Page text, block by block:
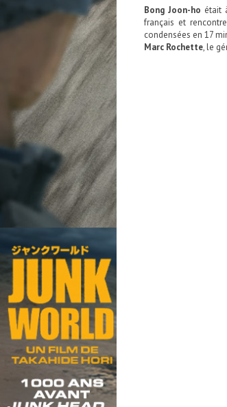
Bong Joon-ho était
français et
condensées en 17
Marc Rochette, le